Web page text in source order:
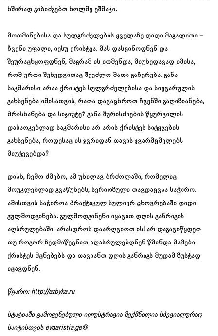
ხშირად გიბიძგებთ ხოლმე ეშმაკი.
მოთმინებისა და სულგრძელების ყველაზე დიდი მაგალითი –
ჩვენი უფალი, იესუ ქრისტეა. მას დასცინოდნენ და
შეურაცხყოფდნენ, მაგრამ ის ითმენდა, მიუხედავად იმისა,
რომ ერთი შეხედვითაც შეეძლო მათი გაჩერება. განა
საკმარისი არაა ქრისტეს სულგრძელებისა და სიყვარულის
გახსენება იმისათვის, რათა დავაცხროთ ჩვენში გაღიზიანება,
მრისხანება და სიჯიუტე? განა შურისძიების წყურვილის
დასაოკებლად საკმარისი არ არის ქრისტეს სიტყვების
გახსენება, როდესაც ის ჯვრიდან თავის ჯვარმცმელებს
მიუტევებდა?
დიახ, ჩემო ძმებო, ამ უხილავ ბრძოლაში, რომელიც
მოუკლებლად გვაწუხებს, სერიოზული თავდაცვაა საჭირო.
ამისთვის საჭიროა პრაქტიკულ სულიერ ცხოვრებაში დიდი
გულმოდგინება. გულმოდგინენი იყავით დღის განრიგის
აღსრულებაში. არასდროს დაარღვიოთ ის! არ დაგავიწყდეთ
თუ როგორ ზედმიწევნით აღასრულებდნენ წმინდა მამები
ქრისტეს მცნებებს და თავიანთ დღის განრიგს მუდამ ზუსტად
იცავდნენ.
წყარო: http://azbyka.ru
სტატიაში გამოყენებული ილუსტრაცია შექმნილია სპეციალურად
საიტისთვის evqaristia.ge©